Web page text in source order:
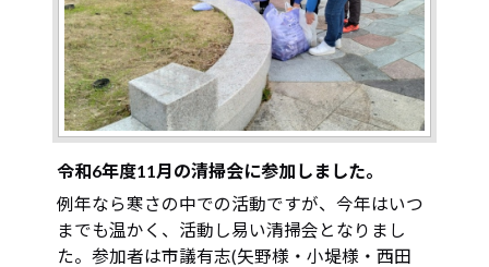
令和6年度11月の清掃会に参加しました。
例年なら寒さの中での活動ですが、今年はいつ
までも温かく、活動し易い清掃会となりまし
た。参加者は市議有志(矢野様・小堤様・西田